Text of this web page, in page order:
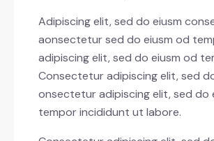
Adipiscing elit, sed do eiusm
aonsectetur sed do eiusm od
adipiscing elit, sed do eiusm od
Consectetur adipiscing elit, sed
onsectetur adipiscing elit, sed do
tempor incididunt ut labore.